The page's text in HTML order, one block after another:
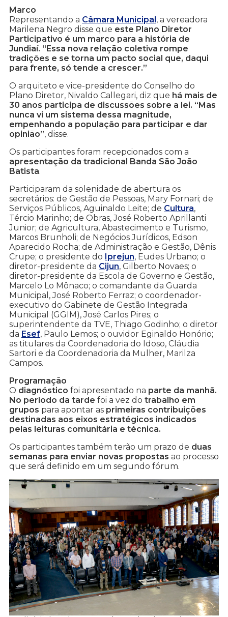
Marco
Representando a Câmara Municipal, a vereadora
Marilena Negro disse que este Plano Diretor
Participativo é um marco para a história de
Jundiaí. “Essa nova relação coletiva rompe
tradições e se torna um pacto social que, daqui
para frente, só tende a crescer.”
O arquiteto e vice-presidente do Conselho do
Plano Diretor, Nivaldo Callegari, diz que há mais de
30 anos participa de discussões sobre a lei. “Mas
nunca vi um sistema dessa magnitude,
empenhando a população para participar e dar
opinião”, disse.
Os participantes foram recepcionados com a
apresentação da tradicional Banda São João
Batista.
Participaram da solenidade de abertura os
secretários: de Gestão de Pessoas, Mary Fornari; de
Serviços Públicos, Aguinaldo Leite; de Cultura,
Tércio Marinho; de Obras, José Roberto Aprillanti
Junior; de Agricultura, Abastecimento e Turismo,
Marcos Brunholi; de Negócios Jurídicos, Edson
Aparecido Rocha; de Administração e Gestão, Dênis
Crupe; o presidente do Iprejun, Eudes Urbano; o
diretor-presidente da Cijun, Gilberto Novaes; o
diretor-presidente da Escola de Governo e Gestão,
Marcelo Lo Mônaco; o comandante da Guarda
Municipal, José Roberto Ferraz; o coordenador-
executivo do Gabinete de Gestão Integrada
Municipal (GGIM), José Carlos Pires; o
superintendente da TVE, Thiago Godinho; o diretor
da Esef, Paulo Lemos; o ouvidor Eginaldo Honório;
as titulares da Coordenadoria do Idoso, Cláudia
Sartori e da Coordenadoria da Mulher, Marilza
Campos.
Programação
O diagnóstico foi apresentado na parte da manhã.
No período da tarde foi a vez do trabalho em
grupos para apontar as primeiras contribuições
destinadas aos eixos estratégicos indicados
pelas leituras comunitária e técnica.
Os participantes também terão um prazo de duas
semanas para enviar novas propostas ao processo
que será definido em um segundo fórum.